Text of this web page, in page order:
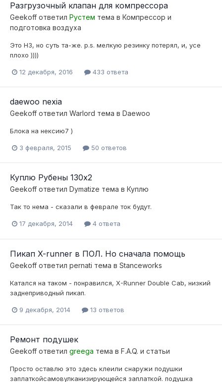
Разгрузочный клапан для компрессора
Geekoff ответил Рустем тема в Компресcор и
подготовка воздуха
Это НЗ, но суть та-же. p.s. мелкую резинку потерял, и, усе
плохо ))))
12 декабря, 2016 433 ответа
daewoo nexia
Geekoff ответил Warlord тема в Daewoo
Блока на нексию7 )
3 февраля, 2015 50 ответов
Куплю Рубены 130х2
Geekoff ответил Dymatize тема в Куплю
Так то нема - сказали в феврале ток будут.
17 декабря, 2014 4 ответа
Пикап X-runner в ПОЛ. Но сначала помощь
Geekoff ответил pernati тема в Stanceworks
Катался на таком - понравился, X-Runner Double Cab, низкий
заднеприводный пикап.
9 декабря, 2014 13 ответов
Ремонт подушек
Geekoff ответил greega тема в F.A.Q. и статьи
Просто оставлю это здесь клеили снаружи подушки
заплаткойсамовулканизирующейся заплаткой. подушка